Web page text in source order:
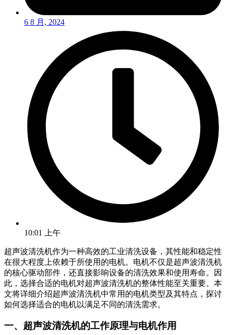
6 8 月, 2024
10:01 上午
超声波清洗机作为一种高效的工业清洗设备，其性能和稳定性
在很大程度上依赖于所使用的电机。电机不仅是超声波清洗机
的核心驱动部件，还直接影响设备的清洗效果和使用寿命。因
此，选择合适的电机对超声波清洗机的整体性能至关重要。本
文将详细介绍超声波清洗机中常用的电机类型及其特点，探讨
如何选择适合的电机以满足不同的清洗需求。
一、超声波清洗机的工作原理与电机作用